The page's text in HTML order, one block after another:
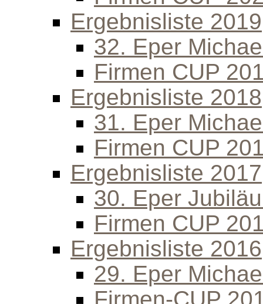
Ergebnisliste 2019
32. Eper
Firmen CUP
Ergebnisliste 2018
31. Eper
Firmen CUP
Ergebnisliste 2017
30. Eper
Firmen CUP
Ergebnisliste 2016
29. Eper